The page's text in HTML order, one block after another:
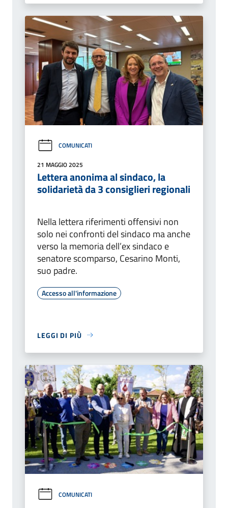
COMUNICATI
21 MAGGIO 2025
Lettera anonima al sindaco, la
solidarietà da 3 consiglieri regionali
Nella lettera riferimenti offensivi non
solo nei confronti del sindaco ma anche
verso la memoria dell’ex sindaco e
senatore scomparso, Cesarino Monti,
suo padre.
Accesso all'informazione
LEGGI DI PIÙ
COMUNICATI